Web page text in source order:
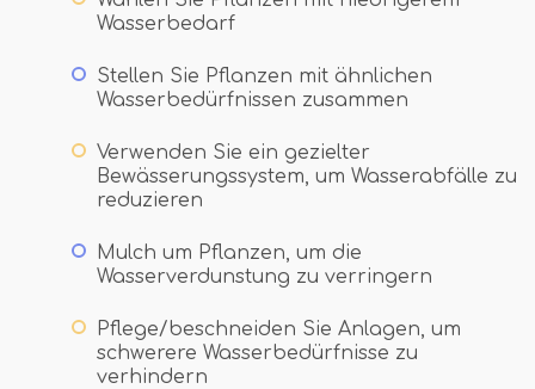
Wasserbedarf
Stellen Sie Pflanzen mit ähnlichen
Wasserbedürfnissen zusammen
Verwenden Sie ein gezielter
Bewässerungssystem, um Wasserabfälle zu
reduzieren
Mulch um Pflanzen, um die
Wasserverdunstung zu verringern
Pflege/beschneiden Sie Anlagen, um
schwerere Wasserbedürfnisse zu
verhindern